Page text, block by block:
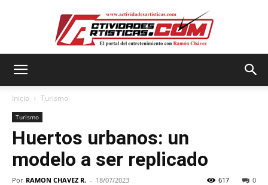
Inicio Turismo
Turismo
Huertos urbanos: un
modelo a ser replicado
Por RAMON CHAVEZ R. - 18/07/2023 0
617